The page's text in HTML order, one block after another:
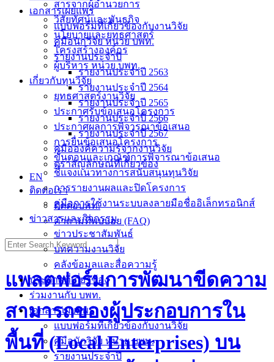
สารจากผู้อำนวยการ
วิสัยทัศน์และพันธกิจ
นโยบายและยุทธศาสตร์
โครงสร้างองค์กร
ผู้บริหาร หน่วย บพท.
เกี่ยวกับทุนวิจัย
ยุทธศาสตร์งานวิจัย
ประกาศรับข้อเสนอโครงการ
ประกาศผลการพิจารณาข้อเสนอ
การยื่นข้อเสนอโครงการ
ขั้นตอนและเกณฑ์การพิจารณาข้อเสนอ
ชี้แจงแนวทางการสนับสนุนทุนวิจัย
การรายงานผลและปิดโครงการ
คู่มือการใช้งานระบบลงลายมือชื่ออิเล็กทรอนิกส์
ข่าวสารและกิจกรรม
ข่าวประชาสัมพันธ์
บทความงานวิจัย
คลังข้อมูลและสื่อความรู้
ประกาศที่เกี่ยวข้อง
ร่วมงานกับ บพท.
เอกสารเผยแพร่
แบบฟอร์มที่เกี่ยวข้องกับงานวิจัย
คู่มือนักวิจัย หน่วย บพท.
รายงานประจำปี
เอกสารเผยแพร่
แบบฟอร์มที่เกี่ยวข้องกับงานวิจัย
คู่มือนักวิจัย หน่วย บพท.
รายงานประจำปี
รายงานประจำปี 2563
รายงานประจำปี 2564
รายงานประจำปี 2565
รายงานประจำปี 2566
รายงานประจำปี 2567
คู่มือองค์ความรู้จากงานวิจัย
ตราสัญลักษณ์ที่เกี่ยวข้อง
EN
ติดต่อเรา
ติดต่อบพท.
คำถามที่พบบ่อย (FAQ)
Search
for:
แพลตฟอร์มการพัฒนาขีดความ
สามารถของผู้ประกอบการใน
พื้นที่ (Local Enterprises) บน